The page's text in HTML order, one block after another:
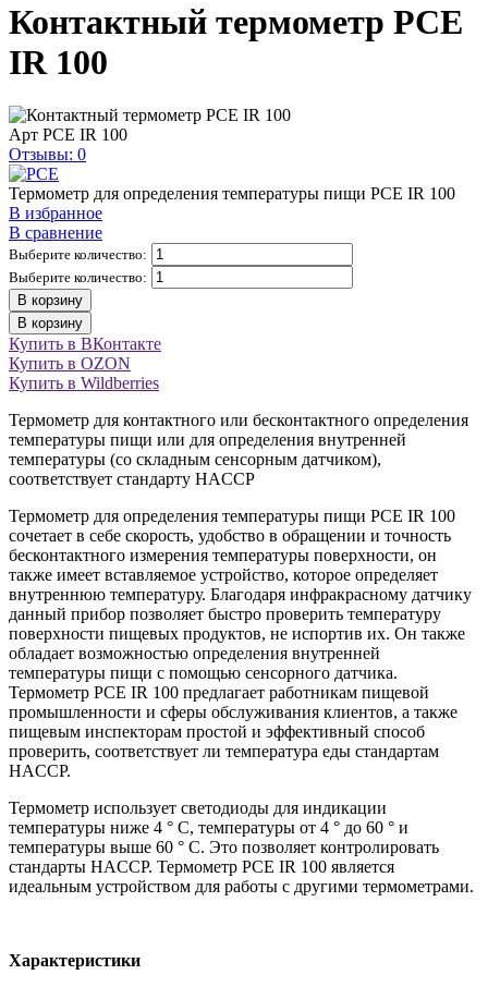
Контактный термометр PCE
IR 100
Арт PCE IR 100
Отзывы: 0
Термометр для определения температуры пищи PCE IR 100
В избранное
В сравнение
Выберите количество:
Выберите количество:
В корзину
В корзину
Купить в ВКонтакте
Купить в OZON
Купить в Wildberries
Термометр для контактного или бесконтактного определения
температуры пищи или для определения внутренней
температуры (со складным сенсорным датчиком),
соответствует стандарту HACCP
Термометр для определения температуры пищи PCE IR 100
сочетает в себе скорость, удобство в обращении и точность
бесконтактного измерения температуры поверхности, он
также имеет вставляемое устройство, которое определяет
внутреннюю температуру. Благодаря инфракрасному датчику
данный прибор позволяет быстро проверить температуру
поверхности пищевых продуктов, не испортив их. Он также
обладает возможностью определения внутренней
температуры пищи с помощью сенсорного датчика.
Термометр PCE IR 100 предлагает работникам пищевой
промышленности и сферы обслуживания клиентов, а также
пищевым инспекторам простой и эффективный способ
проверить, соответствует ли температура еды стандартам
HACCP.
Термометр использует светодиоды для индикации
температуры ниже 4 ° С, температуры от 4 ° до 60 ° и
температуры выше 60 ° C. Это позволяет контролировать
стандарты HACCP. Термометр PCE IR 100 является
идеальным устройством для работы с другими термометрами.
Характеристики